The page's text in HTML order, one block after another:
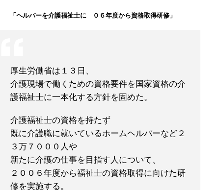
「ヘルパーを介護福祉士に ０６年度から資格取得研修」
厚生労働省は１３日、
介護現場で働くための資格要件を国家資格の介
護福祉士に一本化する方針を固めた。
介護福祉士の資格を持たず
既に介護職に就いているホームヘルパーなど２
３万７０００人や
新たに介護の仕事を目指す人について、
２００６年度から福祉士の資格取得に向けた研
修を実施する。